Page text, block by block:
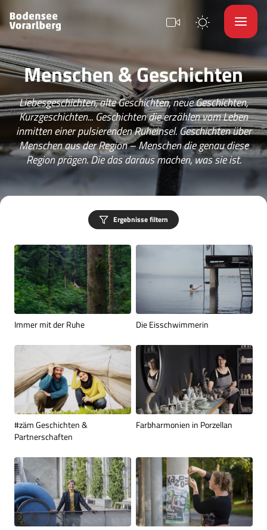
Menschen & Geschichten
Liebesgeschichten, alte Geschichten, neue Geschichten,
Kurzgeschichten... Geschichten die erzählen vom Leben
inmitten einer pulsierenden Ruheinsel. Geschichten über
Menschen aus der Region – Menschen die genau diese
Region prägen. Die das daraus machen, was sie ist.
Ergebnisse filtern
Immer mit der Ruhe Die Eisschwimmerin
#zäm Geschichten &
Partnerschaften
Farbharmonien in Porzellan